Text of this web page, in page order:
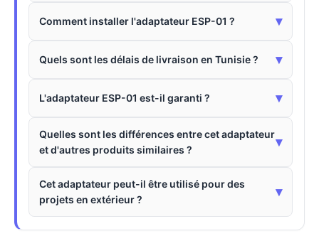
Comment installer l'adaptateur ESP-01 ? ▾
Quels sont les délais de livraison en Tunisie ? ▾
L'adaptateur ESP-01 est-il garanti ? ▾
Quelles sont les différences entre cet adaptateur
et d'autres produits similaires ?
▾
Cet adaptateur peut-il être utilisé pour des
projets en extérieur ?
▾